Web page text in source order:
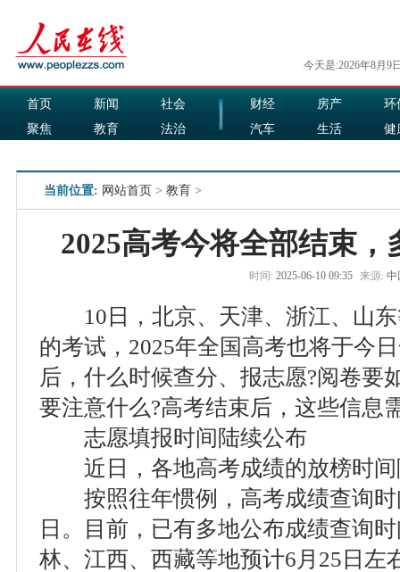
今天是:2026年8月9
首页 新闻
社会
聚焦
教育
法治
财经 房产
环
汽车
生活
健
当前位置: 网站首页 > 教育 >
2025高考今将全部结束
时间: 2025-06-10 09:35 来源: 中
10日，北京、天津、浙江、山东
的考试，2025年全国高考也将于今
后，什么时候查分、报志愿?阅卷要
要注意什么?高考结束后，这些信息
志愿填报时间陆续公布
近日，各地高考成绩的放榜时间
按照往年惯例，高考成绩查询时
日。目前，已有多地公布成绩查询
林、江西、西藏等地预计6月25日左